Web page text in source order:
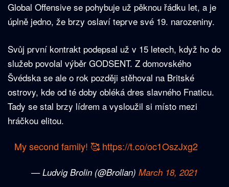
Global Offensive se pohybuje už pěknou řádku let, a je
úplně jedno, že brzy oslaví teprve své 19. narozeniny.
Svůj první kontrakt podepsal už v 15 letech, když ho do
služeb povolal výběr GODSENT. Z domovského
Švédska se ale o rok později stěhoval na Britské
ostrovy, kde od té doby obléká dres slavného Fnaticu.
Tady se stal brzy lídrem a vysloužil si místo mezi
hráčkou elitou.
My second family! 🥰 https://t.co/oc1OszJxg2
— Ludvig Brolin (@Brollan) March 18, 2021